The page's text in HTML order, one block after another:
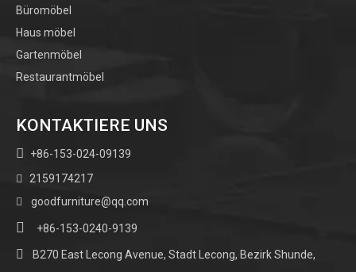
Büromöbel
Haus möbel
Gartenmöbel
Restaurantmöbel
KONTAKTIERE UNS
 +86-153-024-09139
 2159174217
 goodfurniture@qq.com
 +86-153-0240-9139

B270 East Lecong Avenue, Stadt Lecong, Bezirk Shunde,